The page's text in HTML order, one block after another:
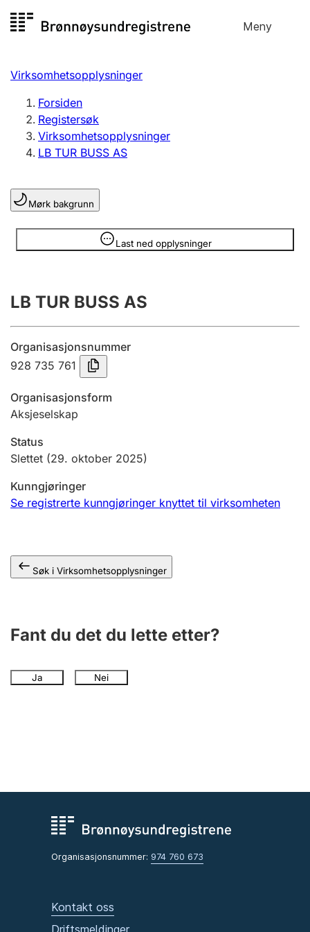
til
Meny
Registersøk
Aksjeselskap
Enkeltpersonforetak
Registrere, endre, slette
Lag og forening
Registrere, endre, slette
Innsending og forsinkelsesgebyr
Tinglysing
Jeger
Offentlig sektor
Andre tema
Virksomhetsopplysninger
Forsiden
Registersøk
Virksomhetsopplysninger
LB TUR BUSS AS
Mørk bakgrunn
Last ned opplysninger
Opplysninger er skjult
LB TUR BUSS AS
Organisasjonsnummer
928 735 761
Organisasjonsform
Aksjeselskap
Status
Slettet (29. oktober 2025)
Kunngjøringer
Se registrerte kunngjøringer knyttet til virksomheten
Søk i Virksomhetsopplysninger
Fant du det du lette etter?
Ja Nei
Organisasjonsnummer: 974 760 673
Kontakt oss